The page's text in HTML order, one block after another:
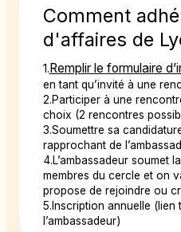
Comment
d'affaires de
1. Remplir le formulaire
en tant qu’invité à une
2.Participer à une
choix (2 rencontres
3.Soumettre sa
rapprochant de
4.L’ambassadeur soumet
membres du cercle et on
propose de rejoindre ou
5.Inscription annuelle (lien
l’ambassadeur)